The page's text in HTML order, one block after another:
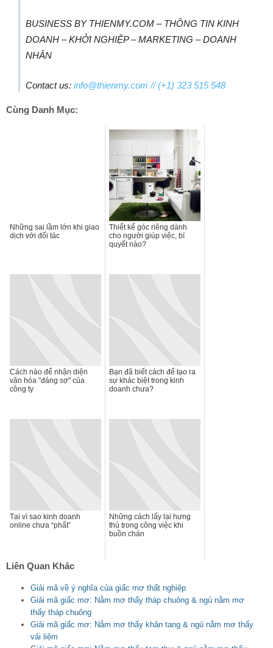
BUSINESS BY THIENMY.COM – THÔNG TIN KINH
DOANH – KHỞI NGHIỆP – MARKETING – DOANH
NHÂN
Contact us: info@thienmy.com // (+1) 323 515 548
Cùng Danh Mục:
Những sai lầm lớn khi giao
dịch với đối tác
Thiết kế góc riêng dành
cho người giúp việc, bí
quyết nào?
Cách nào để nhận diện
văn hóa "đáng sợ" của
công ty
Bạn đã biết cách để tạo ra
sự khác biệt trong kinh
doanh chưa?
Tại vì sao kinh doanh
online chưa “phất”
Những cách lấy lại hưng
thú trong công việc khi
buồn chán
Liên Quan Khác
Giải mã về ý nghĩa của giấc mơ thất nghiệp
Giải mã giấc mơ: Nằm mơ thấy tháp chuông & ngủ nằm mơ
thấy tháp chuông
Giải mã giấc mơ: Nằm mơ thấy khăn tang & ngủ nằm mơ thấy
vải liệm